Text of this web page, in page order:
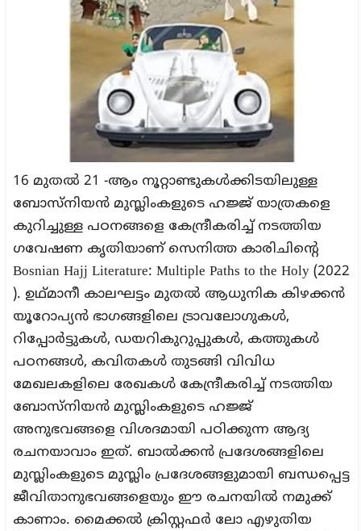
16 മുതൽ 21 -ആം നൂറ്റാണ്ടുകൾക്കിടയിലുള്ള
ബോസ്നിയൻ മുസ്ലിംകളുടെ ഹജ്ജ് യാത്രകളെ
കുറിച്ചുള്ള പഠനങ്ങളെ കേന്ദ്രീകരിച്ച് നടത്തിയ
ഗവേഷണ കൃതിയാണ് സെനിത്ത കാരിചിന്റെ
Bosnian Hajj Literature: Multiple Paths to the Holy (2022
). ഉഥ്മാനീ കാലഘട്ടം മുതൽ ആധുനിക കിഴക്കൻ
യൂറോപ്യൻ ഭാഗങ്ങളിലെ ട്രാവലോഗുകൾ,
റിപ്പോർട്ടുകൾ, ഡയറികുറുപ്പുകൾ, കത്തുകൾ
പഠനങ്ങൾ, കവിതകൾ തുടങ്ങി വിവിധ
മേഖലകളിലെ രേഖകൾ കേന്ദ്രീകരിച്ച് നടത്തിയ
ബോസ്നിയൻ മുസ്ലിംകളുടെ ഹജ്ജ്
അനുഭവങ്ങളെ വിശദമായി പഠിക്കുന്ന ആദ്യ
രചനയാവാം ഇത്. ബാൽക്കൻ പ്രദേശങ്ങളിലെ
മുസ്ലിംകളുടെ മുസ്ലിം പ്രദേശങ്ങളുമായി ബന്ധപ്പെട്ട
ജീവിതാനുഭവങ്ങളെയും ഈ രചനയിൽ നമുക്ക്
കാണാം. മൈക്കൽ ക്രിസ്റ്റഫർ ലോ എഴുതിയ